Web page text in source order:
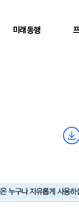
미래동행